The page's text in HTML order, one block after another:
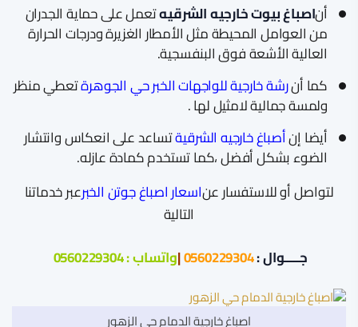
أناصباغ بيوت خارجيه الشرقيهتعمل على حماية الجدران
من العوامل المحيطة مثل الأمطار الغزيرة ودرجات الحرارة
العالية الأشعة فوق البنفسجية.
كما أنرشة خارجية للواجهات الخبر حي الجوهرةتعطي منظر
ولمسة جمالية لامثيل لها .
أيضا إنأصباغ خارجيه الشرقيةتساعد على انعكاس وانتشار
الضوء بشكل أفضل ،كما تستخدم كمادة عازله.
لتواصل أو للاستفسار عناسعار اصباغ جوتن الخبرعبر خدماتنا
التالية
جـــــوال :0560229304
|واتساب :0560229304
اصباغ خارجية الدمام حي الزهور